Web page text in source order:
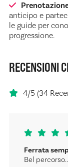
anticipo e
le guide per
progressione.
RECENSIONI
4/5 (34
Ferrata
Bel